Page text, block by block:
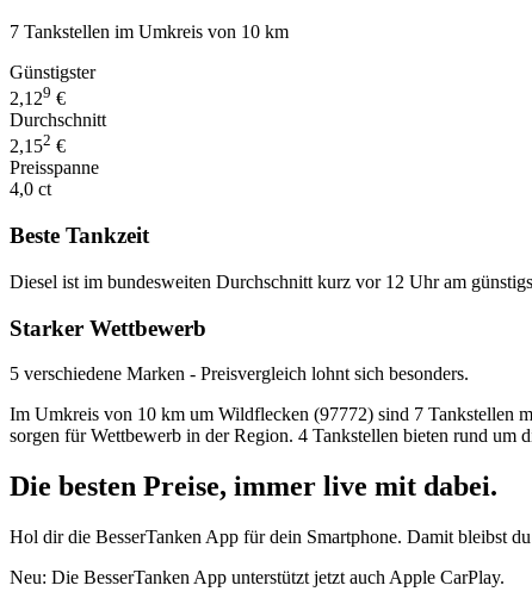
7 Tankstellen im Umkreis von 10 km
Günstigster
2,129 €
Durchschnitt
2,152 €
Preisspanne
4,0 ct
Beste Tankzeit
Diesel ist im bundesweiten Durchschnitt kurz vor 12 Uhr am
Starker Wettbewerb
5 verschiedene Marken - Preisvergleich lohnt sich besonders.
Im Umkreis von 10 km um Wildflecken (97772) sind 7 Tankstellen
sorgen für Wettbewerb in der Region. 4 Tankstellen bieten rund um
Die besten Preise, immer live mit dabei.
Hol dir die BesserTanken App für dein Smartphone. Damit bleibst
Neu: Die BesserTanken App unterstützt jetzt auch Apple CarPlay.